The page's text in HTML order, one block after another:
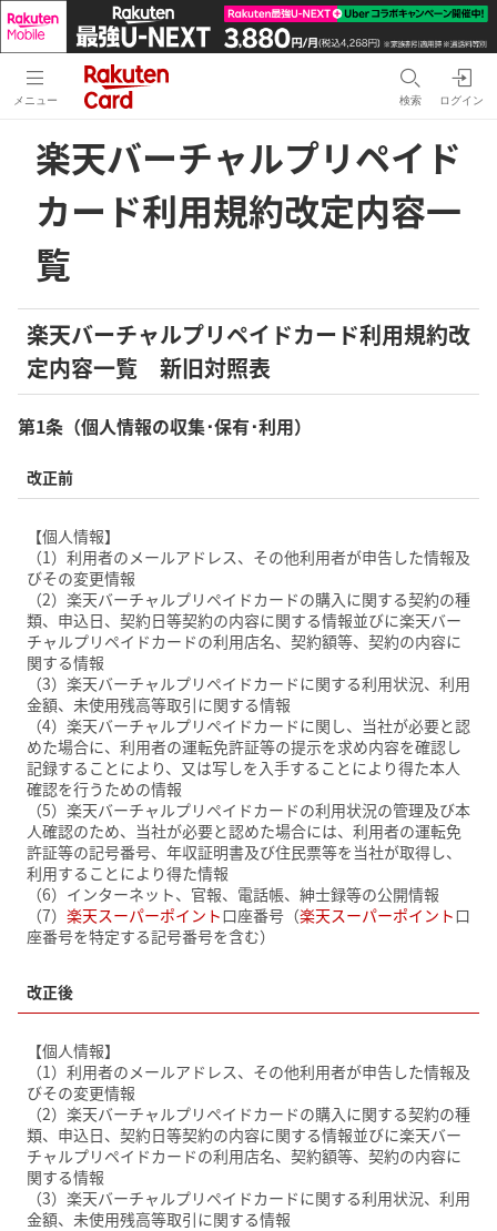
メニュー 検索 ログイン
楽天バーチャルプリペイド
カード利用規約改定内容一
覧
楽天バーチャルプリペイドカード利用規約改
定内容一覧 新旧対照表
第1条（個人情報の収集･保有･利用）
改正前
【個人情報】
（1）利用者のメールアドレス、その他利用者が申告した情報及
びその変更情報
（2）楽天バーチャルプリペイドカードの購入に関する契約の種
類、申込日、契約日等契約の内容に関する情報並びに楽天バー
チャルプリペイドカードの利用店名、契約額等、契約の内容に
関する情報
（3）楽天バーチャルプリペイドカードに関する利用状況、利用
金額、未使用残高等取引に関する情報
（4）楽天バーチャルプリペイドカードに関し、当社が必要と認
めた場合に、利用者の運転免許証等の提示を求め内容を確認し
記録することにより、又は写しを入手することにより得た本人
確認を行うための情報
（5）楽天バーチャルプリペイドカードの利用状況の管理及び本
人確認のため、当社が必要と認めた場合には、利用者の運転免
許証等の記号番号、年収証明書及び住民票等を当社が取得し、
利用することにより得た情報
（6）インターネット、官報、電話帳、紳士録等の公開情報
（7） 楽天スーパーポイント口座番号（楽天スーパーポイント口
座番号を特定する記号番号を含む）
改正後
【個人情報】
（1）利用者のメールアドレス、その他利用者が申告した情報及
びその変更情報
（2）楽天バーチャルプリペイドカードの購入に関する契約の種
類、申込日、契約日等契約の内容に関する情報並びに楽天バー
チャルプリペイドカードの利用店名、契約額等、契約の内容に
関する情報
（3）楽天バーチャルプリペイドカードに関する利用状況、利用
金額、未使用残高等取引に関する情報